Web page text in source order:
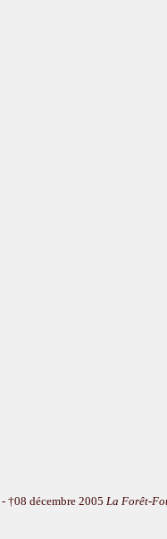
- †08 décembre 2005 La Forêt-